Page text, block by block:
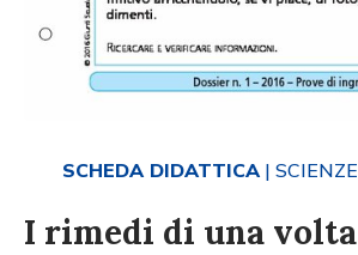
SCHEDA DIDATTICA | SCIENZE
I rimedi di una volta